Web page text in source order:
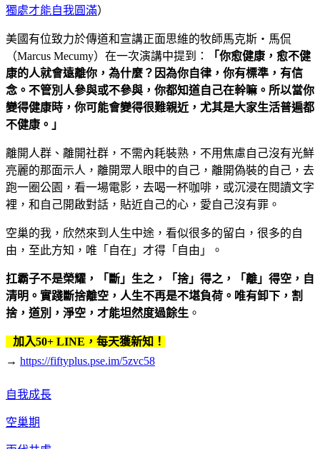
獨處才能自我圓滿）
美國有位致力於傳道和宣講正面思維的牧師馬克斯‧馬侃
（Marcus Mecumy）在一次演講中提到：
「你愈健康，愈不健
康的人就會遠離你，為什麼？因為你自律，你有標準，有信
念。不管別人參與或不參與，你都知道自己在幹嘛。所以當你
變得健康時，你可能會變得很難親近，尤其是大家生活普遍都
不健康。」
離開人群、離開社群，不需內耗裝熟，不用焦慮自己沒有光鮮
亮麗的那面示人，離開眾人眼中的自己，離開偽裝的自己，去
跑一圈公園，看一場電影，去喝一杯咖啡，或沉浸在閱讀文字
裡，和自己開啟對話，貼近自己的心，愛自己沒有罪。
空巢的我，欣然來到人生中途，看似很多的留白，很多的自
由，至此方知，唯「自在」才得「自由」。
扛霸子不是榮耀，「斷」生之，「捨」得之，「離」得空，自
清明。實踐斷捨離空，人生不再是不堪負荷。唯有卸下，割
捨，道別，淨空，才能坦然度過餘生 。
加入50+ LINE，每天獲新知！
→ https://fiftyplus.pse.im/5zvc58
自我成長
空巢期